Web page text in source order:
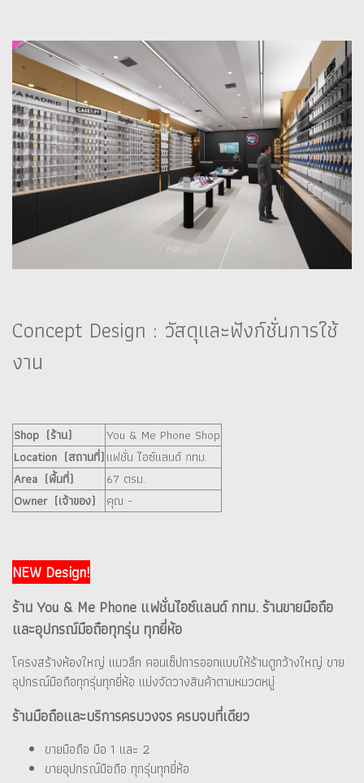
Concept Design : วัสดุและฟังก์ชั่นการใช้
งาน
Shop (ร้าน)
You & Me Phone Shop
Location (สถานที่)แฟชั่น ไอซ์แลนด์ กทม.
Area (พื้นที่)
67 ตรม.
Owner (เจ้าของ)
คุณ -
NEW Design!
ร้าน You & Me Phone แฟชั่นไอซ์แลนด์ กทม. ร้านขายมือถือ
และอุปกรณ์มือถือทุกรุ่น ทุกยี่ห้อ
โครงสร้างห้องใหญ่ แนวลึก คอนเซ็ปการออกแบบให้ร้านดูกว้างใหญ่ ขาย
อุปกรณ์มือถือทุกรุ่นทุกยี่ห้อ แบ่งจัดวางสินค้าตามหมวดหมู่
ร้านมือถือและบริการครบวงจร ครบจบที่เดียว
ขายมือถือ มือ 1 และ 2
ขายอุปกรณ์มือถือ ทุกรุ่นทุกยี่ห้อ